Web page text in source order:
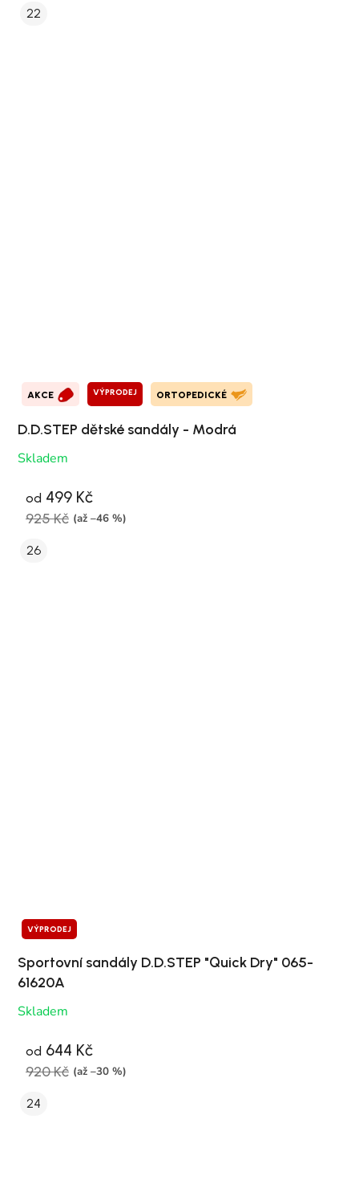
22
AKCE VÝPRODEJ ORTOPEDICKÉ
D.D.STEP dětské sandály - Modrá
Skladem
od 499 Kč
925 Kč (až –46 %)
26
VÝPRODEJ
Sportovní sandály D.D.STEP "Quick Dry" 065-
61620A
Skladem
od 644 Kč
920 Kč (až –30 %)
24